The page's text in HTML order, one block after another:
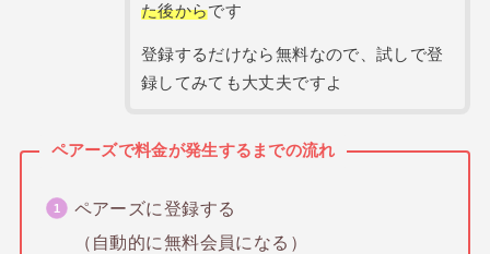
た後からです
登録するだけなら無料なので、試しで登
録してみても大丈夫ですよ
ペアーズで料金が発生するまでの流れ
ペアーズに登録する
（自動的に無料会員になる）